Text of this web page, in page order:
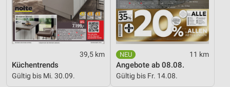
39,5 km
Küchentrends
Gültig bis Mi. 30.09.
11 km
Angebote ab 08.08.
Gültig bis Fr. 14.08.